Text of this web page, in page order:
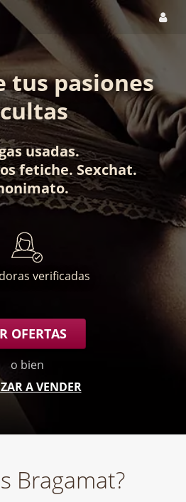
tus pasiones
usadas.
fetiche. Sexchat.
.
verificadas
OFERTAS
o bien
A VENDER
Bragamat?